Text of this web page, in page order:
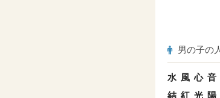
男の子の
水 風 心 音
結 紅 光 陽